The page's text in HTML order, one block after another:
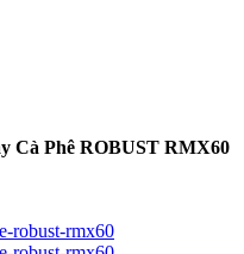
Cà Phê ROBUST RMX60